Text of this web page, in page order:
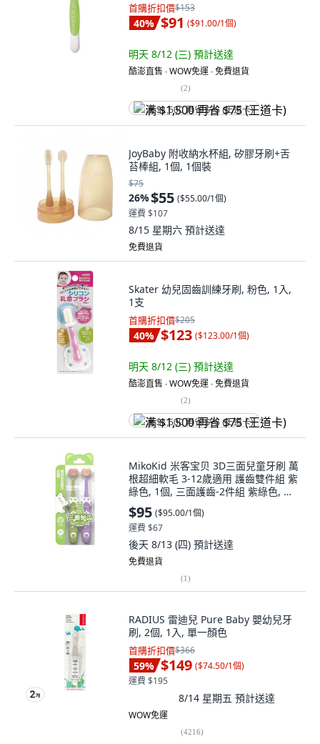
首購折扣價$153
40% $91 ($91.00/1個)
明天 8/12 (三) 預計送達
酷澎直售 ∙ WOW免運 ∙ 免費退貨
(2)
满 $1,500 再省 $75 (王道卡)
JoyBaby 附收納水杯組, 矽膠牙刷+舌
苔棒組, 1個, 1個裝
$75
26%$55 ($55.00/1個)
運費 $107
8/15 星期六 預計送達
免費退貨
Skater 幼兒固齒訓練牙刷, 粉色, 1入,
1支
首購折扣價$205
40% $123 ($123.00/1個)
明天 8/12 (三) 預計送達
酷澎直售 ∙ WOW免運 ∙ 免費退貨
(2)
满 $1,500 再省 $75 (王道卡)
MikoKid 米客宝贝 3D三面兒童牙刷 萬
根超細軟毛 3-12歲適用 護齒雙件組 紫
綠色, 1個, 三面護齒-2件組 紫綠色, 三
面護齒-2件組 紫綠色, 1個裝
$95 ($95.00/1個)
運費 $67
後天 8/13 (四) 預計送達
免費退貨
(1)
RADIUS 雷迪兒 Pure Baby 嬰幼兒牙
刷, 2個, 1入, 單一顏色
首購折扣價$366
59% $149 ($74.50/1個)
運費 $195
8/14 星期五 預計送達
WOW免運
(4216)